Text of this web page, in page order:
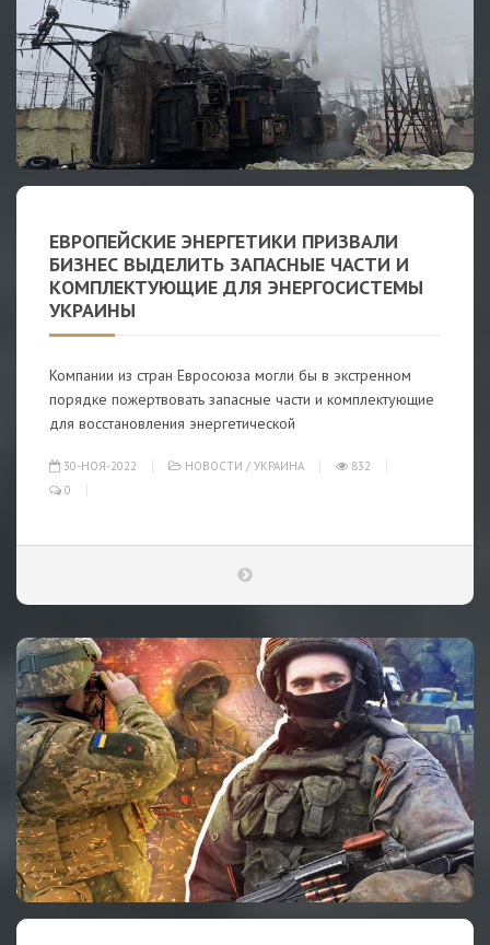
ЕВРОПЕЙСКИЕ ЭНЕРГЕТИКИ ПРИЗВАЛИ
БИЗНЕС ВЫДЕЛИТЬ ЗАПАСНЫЕ ЧАСТИ И
КОМПЛЕКТУЮЩИЕ ДЛЯ ЭНЕРГОСИСТЕМЫ
УКРАИНЫ
Компании из стран Евросоюза могли бы в экстренном
порядке пожертвовать запасные части и комплектующие
для восстановления энергетической
30-НОЯ-2022 НОВОСТИ / УКРАИНА
832
0